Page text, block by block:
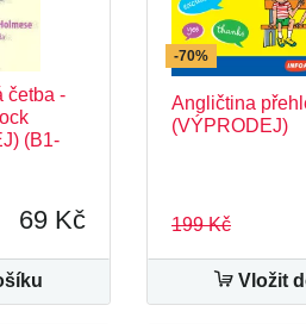
četba -
(B1-
69 Kč
-70%
Angličtina
(VÝPRODEJ)
199 Kč
Vložit